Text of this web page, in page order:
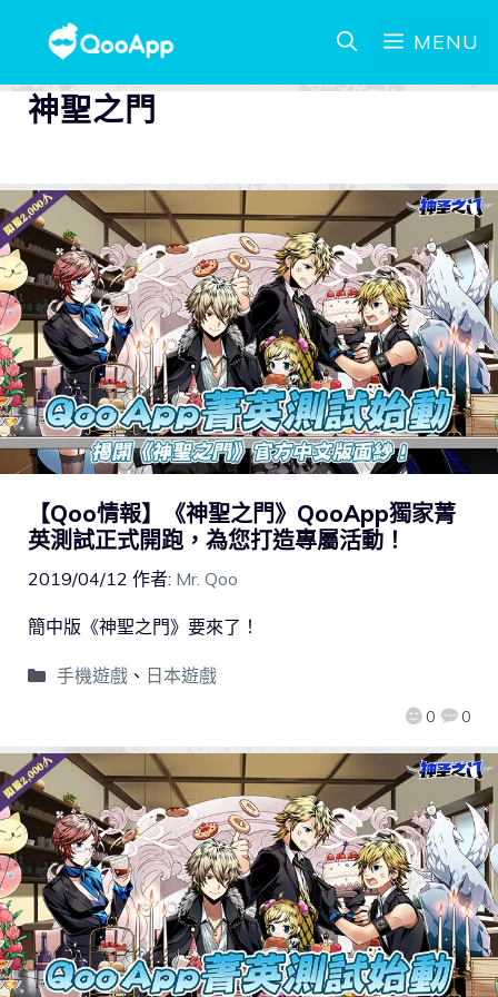
MENU
神聖之門
【Qoo情報】《神聖之門》QooApp獨家菁
英測試正式開跑，為您打造專屬活動！
2019/04/12 作者: Mr. Qoo
0 0
簡中版《神聖之門》要來了！
手機遊戲、 日本遊戲